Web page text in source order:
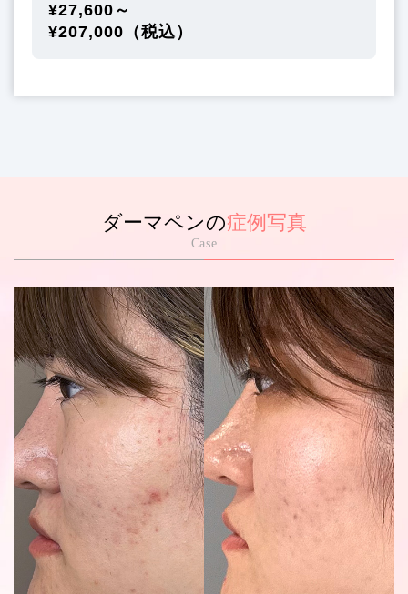
¥27,600～
¥207,000（税込）
ダーマペンの症例写真
Case